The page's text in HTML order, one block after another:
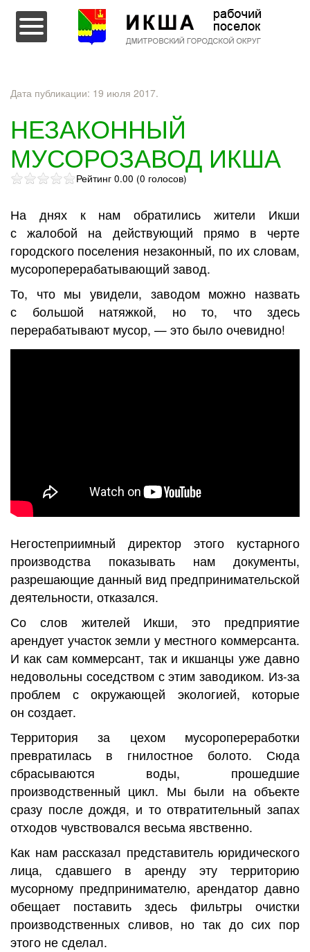
Перейти к содержимому
Дата публикации: 19 июля 2017.
НЕЗАКОННЫЙ
МУСОРОЗАВОД ИКША
Рейтинг 0.00 (0 голосов)
На днях к нам обратились жители Икши
с жалобой на действующий прямо в черте
городского поселения незаконный, по их словам,
мусороперерабатывающий завод.
То, что мы увидели, заводом можно назвать
с большой натяжкой, но то, что здесь
перерабатывают мусор, — это было очевидно!
Негостеприимный директор этого кустарного
производства показывать нам документы,
разрешающие данный вид предпринимательской
деятельности, отказался.
Со слов жителей Икши, это предприятие
арендует участок земли у местного коммерсанта.
И как сам коммерсант, так и икшанцы уже давно
недовольны соседством с этим заводиком. Из-за
проблем с окружающей экологией, которые
он создает.
Территория за цехом мусоропереработки
превратилась в гнилостное болото. Сюда
сбрасываются воды, прошедшие
производственный цикл. Мы были на объекте
сразу после дождя, и то отвратительный запах
отходов чувствовался весьма явственно.
Как нам рассказал представитель юридического
лица, сдавшего в аренду эту территорию
мусорному предпринимателю, арендатор давно
обещает поставить здесь фильтры очистки
производственных сливов, но так до сих пор
этого не сделал.